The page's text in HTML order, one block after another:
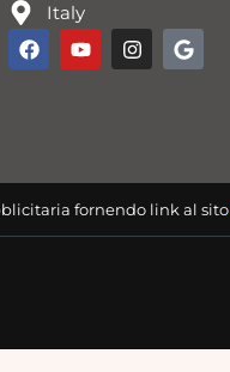
Italy
F
a
k
Y
o
I
n
a
m
G
o
fornendo link al sito